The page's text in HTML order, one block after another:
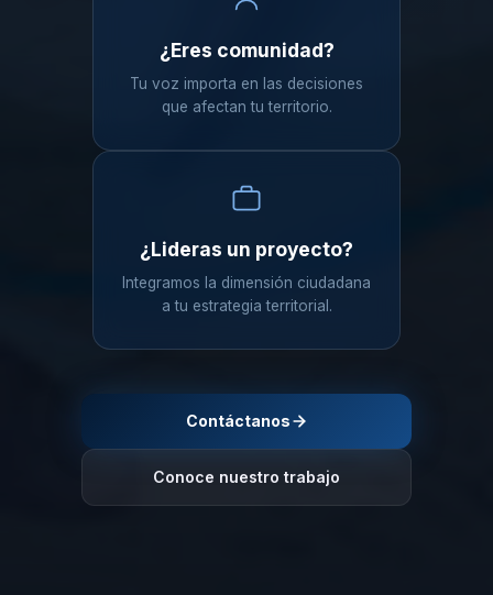
¿Eres comunidad?
Tu voz importa en las decisiones
que afectan tu territorio.
¿Lideras un proyecto?
Integramos la dimensión ciudadana
a tu estrategia territorial.
Contáctanos
Conoce nuestro trabajo